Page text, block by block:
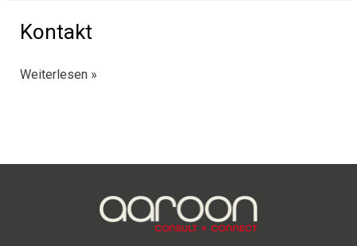
Kontakt
Kontakt
Weiterlesen »